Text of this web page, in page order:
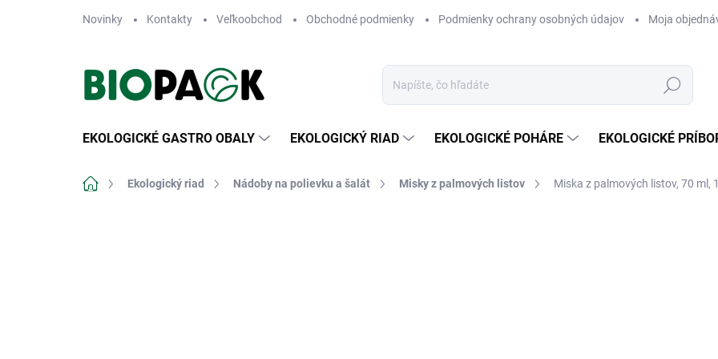
Novinky Kontakty Veľkoobchod Obchodné podmienky Podmienky ochrany osobných údajov Moja
Hľadať
EKOLOGICKÉ GASTRO OBALY EKOLOGICKÝ RIAD EKOLOGICKÉ POHÁRE EKOLOGICKÉ
DomovEkologický riad Nádoby na polievku a šalát Misky z palmových listov Miska z palmových listov, 70 ml,